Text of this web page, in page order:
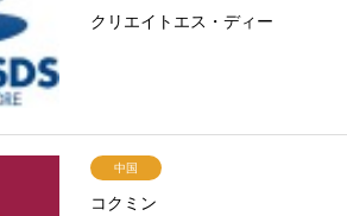
クリエイトエス・ディー
中国
コクミン